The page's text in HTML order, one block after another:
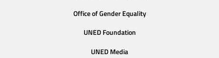
Office of Gender Equality
UNED Foundation
UNED Media